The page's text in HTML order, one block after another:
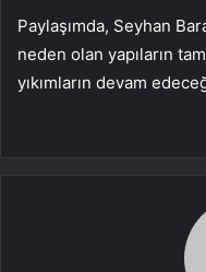
Paylaşımda, Seyhan
neden olan yapıların
yıkımların devam